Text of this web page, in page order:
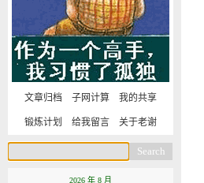
文章归档 子网计算 我的共享
锻炼计划 给我留言 关于老谢
2026 年 8 月